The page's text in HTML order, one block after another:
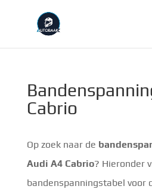
Cabrio
Op zoek naar de
Audi A4 Cabrio? Hieronder
bandenspanningstabel voor